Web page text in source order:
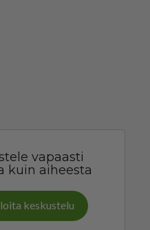
vapaasti
kuin aiheesta
keskustelu